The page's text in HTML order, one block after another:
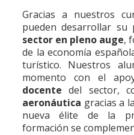
Gracias a nuestros
pueden desarrollar
sector en pleno auge,
de la economía
turístico. Nuestros
momento con el
docente del sector,
aeronáutica gracias a
nueva élite de la
formación se